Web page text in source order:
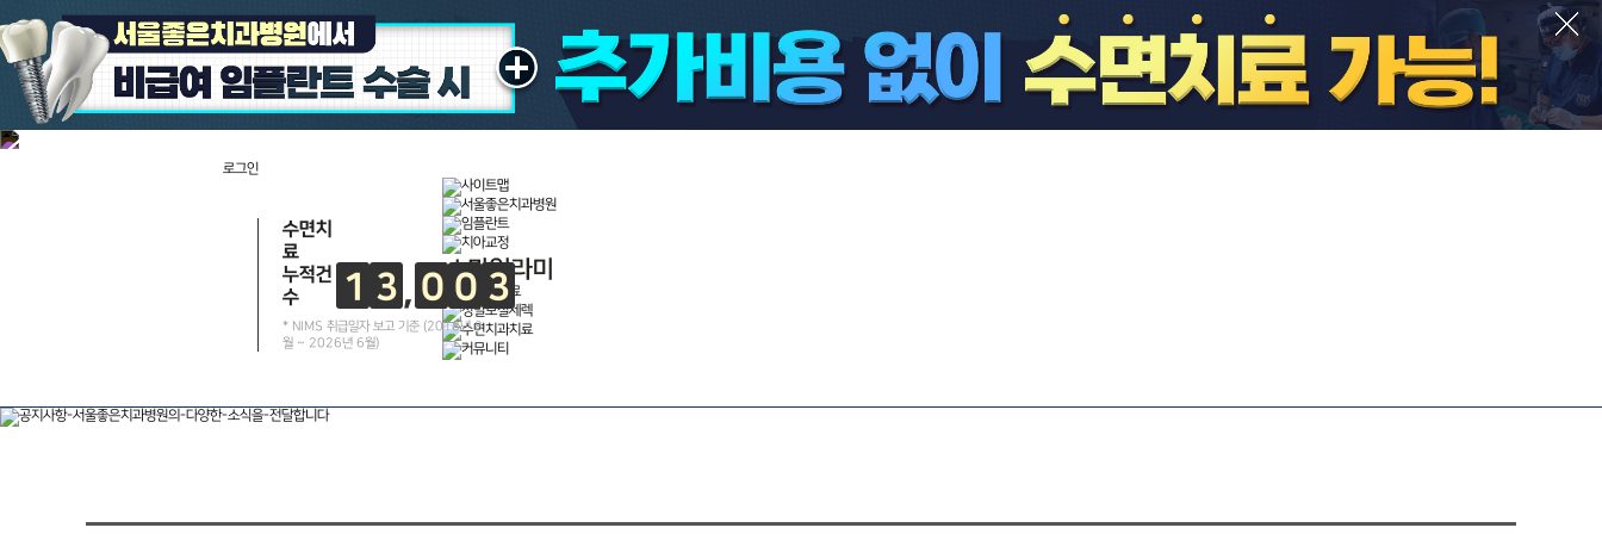
로그인
수면치
료
누적건
수
1 3 0 0 3
건
* NIMS 취급일자 보고 기준 (2018년 8
월 ~ 2026년 6월)